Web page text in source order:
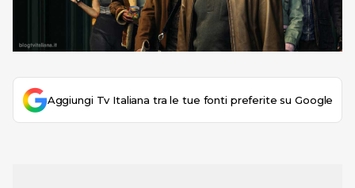
Aggiungi Tv Italiana tra le tue fonti preferite su Google